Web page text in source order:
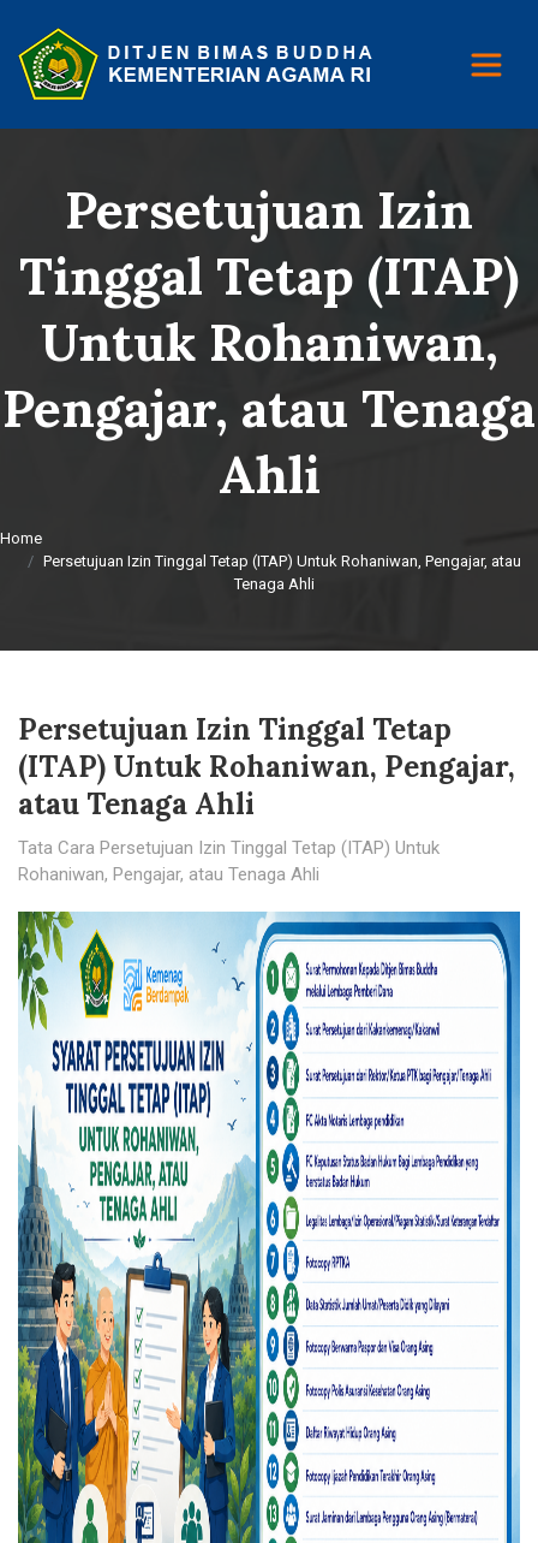
Persetujuan Izin
Tinggal Tetap (ITAP)
Untuk Rohaniwan,
Pengajar, atau Tenaga
Ahli
Home
Persetujuan Izin Tinggal Tetap (ITAP) Untuk Rohaniwan, Pengajar, atau
Tenaga Ahli
Persetujuan Izin Tinggal Tetap
(ITAP) Untuk Rohaniwan, Pengajar,
atau Tenaga Ahli
Tata Cara Persetujuan Izin Tinggal Tetap (ITAP) Untuk
Rohaniwan, Pengajar, atau Tenaga Ahli